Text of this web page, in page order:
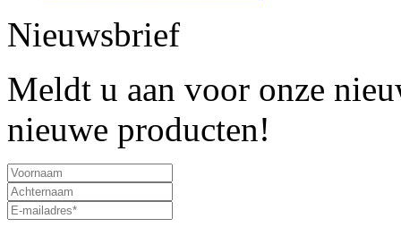
Nieuwsbrief
Meldt u aan voor onze
nieuwe producten!